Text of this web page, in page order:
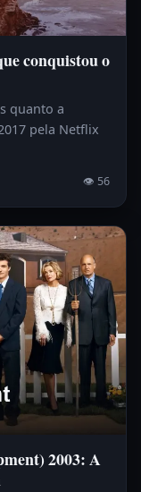
conquistou o
quanto a
pela Netflix
👁 56
2003: A